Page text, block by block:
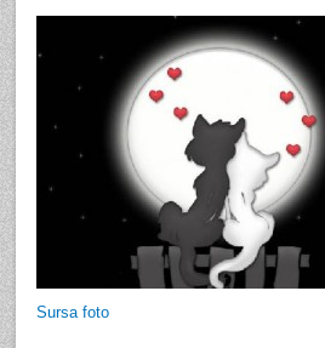
Sursa foto